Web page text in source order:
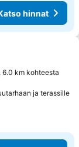
hinnat
6.0 km kohteesta
ja terassille